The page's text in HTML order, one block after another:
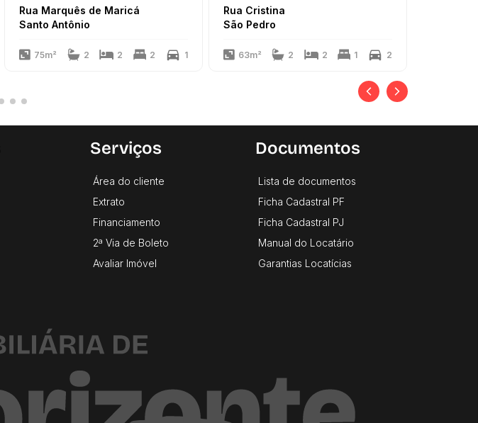
Rua Marquês de Maricá
Santo Antônio
75m² 2 2 2 1
Rua Cristina
São Pedro
63m² 2 2 1 2
Serviços
Área do cliente
Extrato
Financiamento
2ª Via de Boleto
Avaliar Imóvel
Documentos
Lista de documentos
Ficha Cadastral PF
Ficha Cadastral PJ
Manual do Locatário
Garantias Locatícias